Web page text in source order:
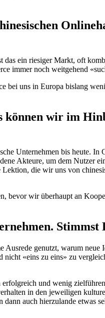
ein riesiger Markt, oft
immer noch weitgehend
bei uns in Europa bislang
können wir im
Unternehmen bis heute. In
Akteure, um dem Nutzer
die wir uns von
bevor wir überhaupt an
Stimmst
genutzt, warum neue
«eins zu eins» zu
und wenig
in den jeweiligen
auch hierzulande etwas